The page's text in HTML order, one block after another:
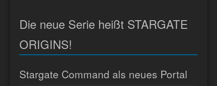
Die neue Serie heißt STARGATE
ORIGINS!
Stargate Command als neues Portal